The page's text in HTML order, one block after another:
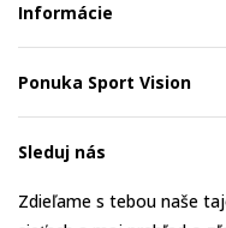
Informácie
Ponuka Sport Vision
Sleduj nás
Zdieľame s tebou naše